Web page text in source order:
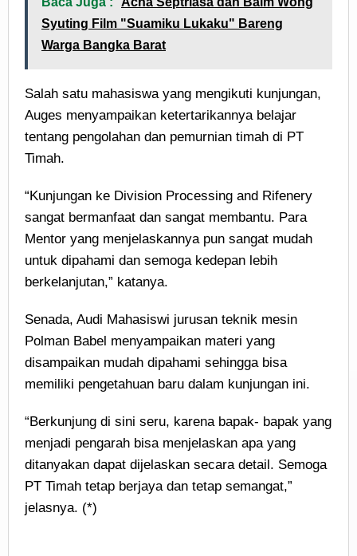
Syuting Film "Suamiku Lukaku" Bareng
Warga Bangka Barat
Salah satu mahasiswa yang mengikuti kunjungan,
Auges menyampaikan ketertarikannya belajar
tentang pengolahan dan pemurnian timah di PT
Timah.
“Kunjungan ke Division Processing and Rifenery
sangat bermanfaat dan sangat membantu. Para
Mentor yang menjelaskannya pun sangat mudah
untuk dipahami dan semoga kedepan lebih
berkelanjutan,” katanya.
Senada, Audi Mahasiswi jurusan teknik mesin
Polman Babel menyampaikan materi yang
disampaikan mudah dipahami sehingga bisa
memiliki pengetahuan baru dalam kunjungan ini.
“Berkunjung di sini seru, karena bapak- bapak yang
menjadi pengarah bisa menjelaskan apa yang
ditanyakan dapat dijelaskan secara detail. Semoga
PT Timah tetap berjaya dan tetap semangat,”
jelasnya. (*)